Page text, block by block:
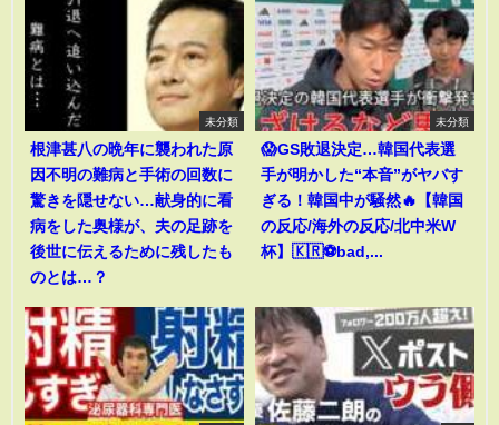
未分類
根津甚八の晩年に襲われた原
因不明の難病と手術の回数に
驚きを隠せない…献身的に看
病をした奥様が、夫の足跡を
後世に伝えるために残したも
のとは…？
未分類
😱GS敗退決定…韓国代表選
手が明かした“本音”がヤバす
ぎる！韓国中が騒然🔥【韓国
の反応/海外の反応/北中米W
杯】🇰🇷⚽bad,...